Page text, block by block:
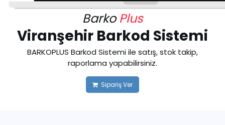
BarkoPlus
Viranşehir Barkod Sistemi
BARKOPLUS Barkod Sistemi ile satış, stok takip,
raporlama yapabilirsiniz.
Sipariş Ver